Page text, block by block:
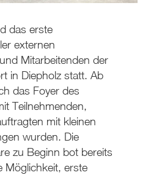
das erste
externen
Mitarbeitenden der
in Diepholz statt. Ab
das Foyer des
Teilnehmenden,
mit kleinen
wurden. Die
zu Beginn bot bereits
Möglichkeit, erste